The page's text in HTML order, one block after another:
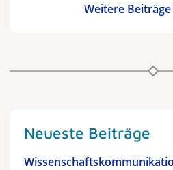
Weitere
Neueste Beiträge